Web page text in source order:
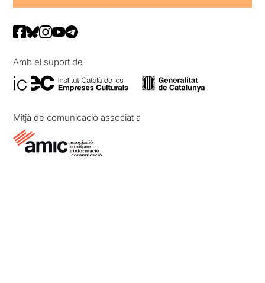
Amb el suport de
Mitjà de comunicació associat a